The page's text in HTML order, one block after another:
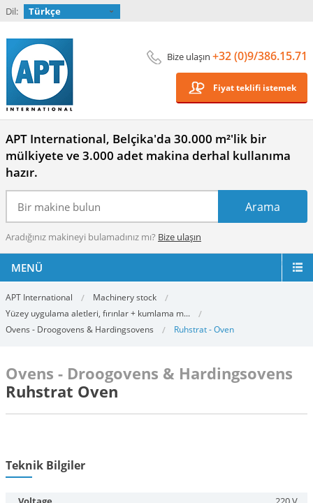
Dil: Türkçe
Bize ulaşın +32 (0)9/386.15.71
Fiyat teklifi istemek
APT International, Belçika'da 30.000 m²'lik bir
mülkiyete ve 3.000 adet makina derhal kullanıma
hazır.
Aradığınız makineyi bulamadınız mı? Bize ulaşın
MENÜ
APT International
Machinery stock
Yüzey uygulama aletleri, fırınlar + kumlama m...
Ovens - Droogovens & Hardingsovens
Ruhstrat - Oven
Ovens - Droogovens & Hardingsovens
Ruhstrat Oven
Teknik Bilgiler